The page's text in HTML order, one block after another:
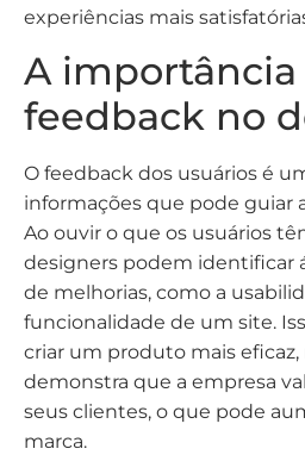
experiências mais
A importância
feedback no
O feedback dos usuários é
informações que pode guiar
Ao ouvir o que os usuários
designers podem identificar
de melhorias, como a
funcionalidade de um site.
criar um produto mais
demonstra que a empresa
seus clientes, o que pode
marca.